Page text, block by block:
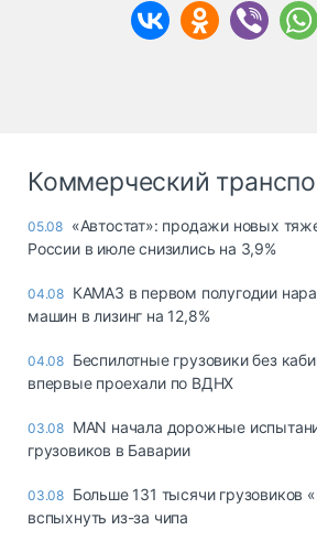
Коммерческий
05.08 «Автостат»: продажи новых
России в июле снизились на 3,9%
04.08 КАМАЗ в первом полугодии
машин в лизинг на 12,8%
04.08 Беспилотные грузовики без
впервые проехали по ВДНХ
03.08 MAN начала дорожные
грузовиков в Баварии
03.08 Больше 131 тысячи грузовиков
вспыхнуть из-за чипа